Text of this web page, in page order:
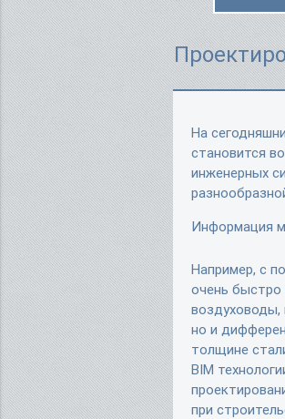
На
становится
инженерных
Информация
Например, с
очень быстро
воздуховоды,
но и
толщине
BIM
при